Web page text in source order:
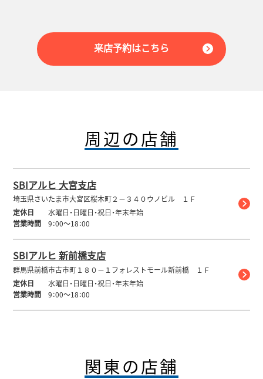
来店予約はこちら
周辺の店舗
SBIアルヒ 大宮支店
埼玉県さいたま市大宮区桜木町２－３４０ウノビル １Ｆ
定休日
水曜日・日曜日・祝日・年末年始
営業時間
9：00～18：00
SBIアルヒ 新前橋支店
群馬県前橋市古市町１８０－１フォレストモール新前橋 １Ｆ
定休日
水曜日・日曜日・祝日・年末年始
営業時間
9：00～18：00
関東の店舗